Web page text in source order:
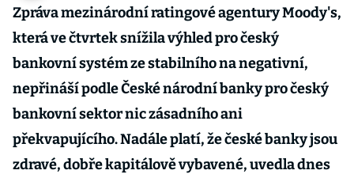
Zpráva mezinárodní ratingové agentury Moody's,
která ve čtvrtek snížila výhled pro český
bankovní systém ze stabilního na negativní,
nepřináší podle České národní banky pro český
bankovní sektor nic zásadního ani
překvapujícího. Nadále platí, že české banky jsou
zdravé, dobře kapitálově vybavené, uvedla dnes